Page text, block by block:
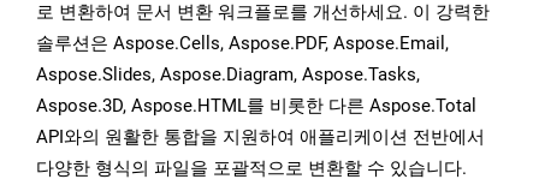
로 변환하여 문서 변환 워크플로를 개선하세요. 이 강력한
솔루션은 Aspose.Cells, Aspose.PDF, Aspose.Email,
Aspose.Slides, Aspose.Diagram, Aspose.Tasks,
Aspose.3D, Aspose.HTML를 비롯한 다른 Aspose.Total
API와의 원활한 통합을 지원하여 애플리케이션 전반에서
다양한 형식의 파일을 포괄적으로 변환할 수 있습니다.